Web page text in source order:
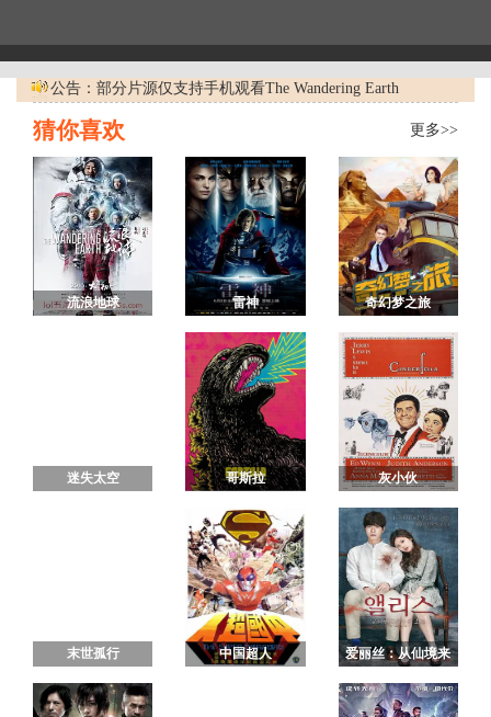
公告：部分片源仅支持手机观看The Wandering Earth
更多>>
猜你喜欢
流浪地球 雷神 奇幻梦之旅
迷失太空 哥斯拉 灰小伙
末世孤行 中国超人
爱丽丝：从仙境来